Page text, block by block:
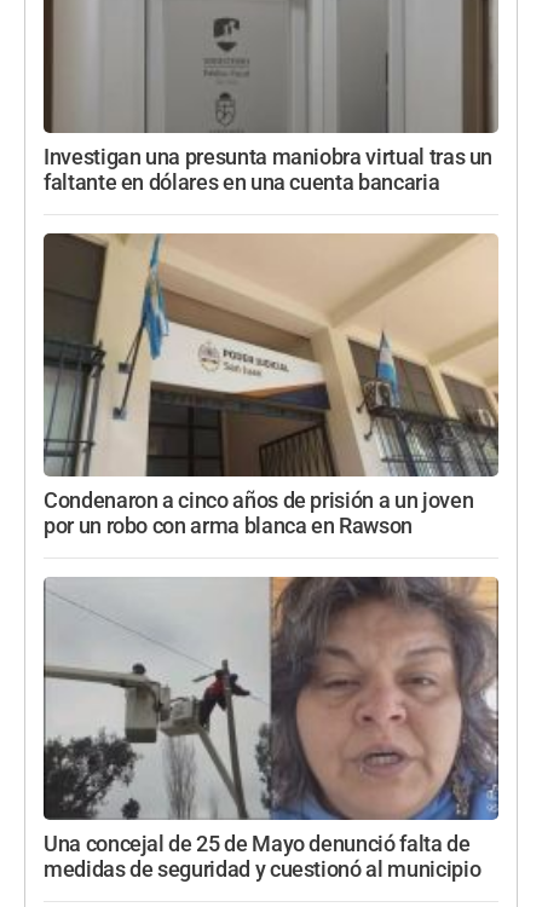
Investigan una presunta maniobra virtual tras un
faltante en dólares en una cuenta bancaria
Condenaron a cinco años de prisión a un joven
por un robo con arma blanca en Rawson
Una concejal de 25 de Mayo denunció falta de
medidas de seguridad y cuestionó al municipio